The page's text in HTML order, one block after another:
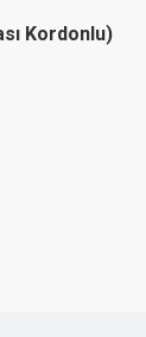
Kordonlu)